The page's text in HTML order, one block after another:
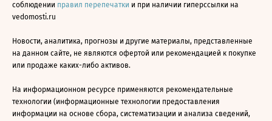
соблюдении правил перепечатки и при наличии гиперссылки на
vedomosti.ru
Новости, аналитика, прогнозы и другие материалы, представленные
на данном сайте, не являются офертой или рекомендацией к покупке
или продаже каких-либо активов.
На информационном ресурсе применяются рекомендательные
технологии (информационные технологии предоставления
информации на основе сбора, систематизации и анализа сведений,